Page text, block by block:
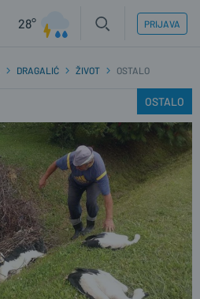
28° PRIJAVA
DRAGALIĆ ŽIVOT OSTALO
OSTALO